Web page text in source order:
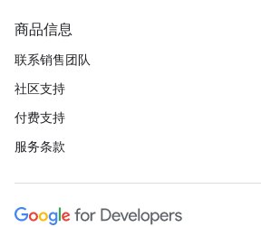
商品信息
联系销售团队
社区支持
付费支持
服务条款